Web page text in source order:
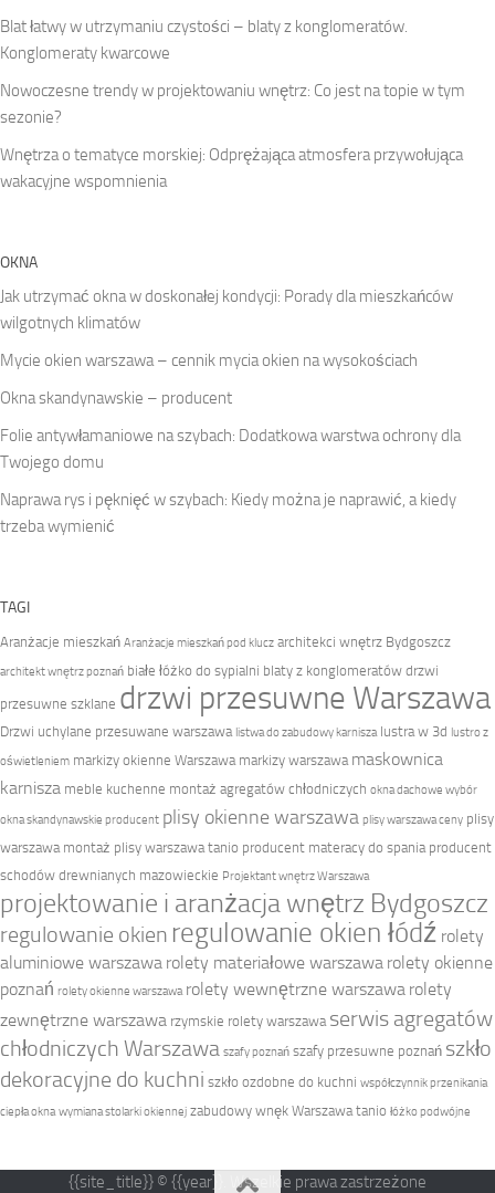
Blat łatwy w utrzymaniu czystości – blaty z konglomeratów.
Konglomeraty kwarcowe
Nowoczesne trendy w projektowaniu wnętrz: Co jest na topie w tym
sezonie?
Wnętrza o tematyce morskiej: Odprężająca atmosfera przywołująca
wakacyjne wspomnienia
OKNA
Jak utrzymać okna w doskonałej kondycji: Porady dla mieszkańców
wilgotnych klimatów
Mycie okien warszawa – cennik mycia okien na wysokościach
Okna skandynawskie – producent
Folie antywłamaniowe na szybach: Dodatkowa warstwa ochrony dla
Twojego domu
Naprawa rys i pęknięć w szybach: Kiedy można je naprawić, a kiedy
trzeba wymienić
TAGI
Aranżacje mieszkań Aranżacje mieszkań pod klucz architekci wnętrz Bydgoszcz
architekt wnętrz poznań białe łóżko do sypialni blaty z konglomeratów drzwi
przesuwne szklane drzwi przesuwne Warszawa
Drzwi uchylane przesuwane warszawa listwa do zabudowy karnisza lustra w 3d lustro z
oświetleniem markizy okienne Warszawa markizy warszawa maskownica
karnisza meble kuchenne montaż agregatów chłodniczych okna dachowe wybór
okna skandynawskie producent plisy okienne warszawa plisy warszawa ceny plisy
warszawa montaż plisy warszawa tanio producent materacy do spania producent
schodów drewnianych mazowieckie Projektant wnętrz Warszawa
projektowanie i aranżacja wnętrz Bydgoszcz
regulowanie okien regulowanie okien łódź rolety
aluminiowe warszawa rolety materiałowe warszawa rolety okienne
poznań rolety okienne warszawa rolety wewnętrzne warszawa rolety
zewnętrzne warszawa rzymskie rolety warszawa serwis agregatów
chłodniczych Warszawa szafy poznań szafy przesuwne poznań szkło
dekoracyjne do kuchni szkło ozdobne do kuchni współczynnik przenikania
ciepła okna wymiana stolarki okiennej zabudowy wnęk Warszawa tanio łóżko podwójne
{{site_title}} © {{year}}. Wszelkie prawa zastrzeżone